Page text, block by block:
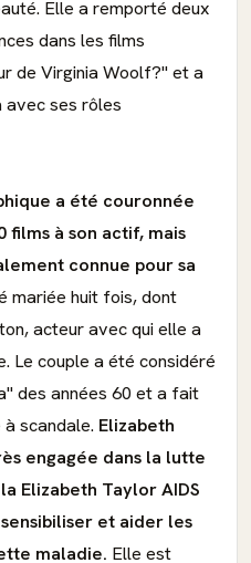
Elle a remporté deux
dans les films
de Virginia Woolf?" et a
avec ses rôles
a été couronnée
films à son actif, mais
connue pour sa
mariée huit fois, dont
acteur avec qui elle a
Le couple a été considéré
des années 60 et a fait
scandale. Elizabeth
engagée dans la lutte
Elizabeth Taylor AIDS
et aider les
maladie. Elle est